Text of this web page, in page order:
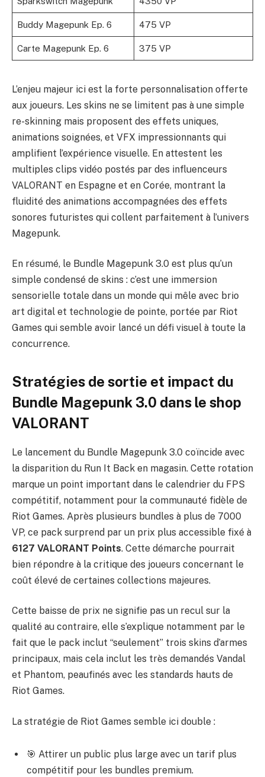
Buddy Magepunk Ep. 6 475 VP
Carte Magepunk Ep. 6 375 VP
L’enjeu majeur ici est la forte personnalisation offerte
aux joueurs. Les skins ne se limitent pas à une simple
re-skinning mais proposent des effets uniques,
animations soignées, et VFX impressionnants qui
amplifient l’expérience visuelle. En attestent les
multiples clips vidéo postés par des influenceurs
VALORANT en Espagne et en Corée, montrant la
fluidité des animations accompagnées des effets
sonores futuristes qui collent parfaitement à l’univers
Magepunk.
En résumé, le Bundle Magepunk 3.0 est plus qu’un
simple condensé de skins : c’est une immersion
sensorielle totale dans un monde qui mêle avec brio
art digital et technologie de pointe, portée par Riot
Games qui semble avoir lancé un défi visuel à toute la
concurrence.
Stratégies de sortie et impact du
Bundle Magepunk 3.0 dans le shop
VALORANT
Le lancement du Bundle Magepunk 3.0 coïncide avec
la disparition du Run It Back en magasin. Cette rotation
marque un point important dans le calendrier du FPS
compétitif, notamment pour la communauté fidèle de
Riot Games. Après plusieurs bundles à plus de 7000
VP, ce pack surprend par un prix plus accessible fixé à
6127 VALORANT Points. Cette démarche pourrait
bien répondre à la critique des joueurs concernant le
coût élevé de certaines collections majeures.
Cette baisse de prix ne signifie pas un recul sur la
qualité au contraire, elle s’explique notamment par le
fait que le pack inclut “seulement” trois skins d’armes
principaux, mais cela inclut les très demandés Vandal
et Phantom, peaufinés avec les standards hauts de
Riot Games.
La stratégie de Riot Games semble ici double :
🎯 Attirer un public plus large avec un tarif plus
compétitif pour les bundles premium.